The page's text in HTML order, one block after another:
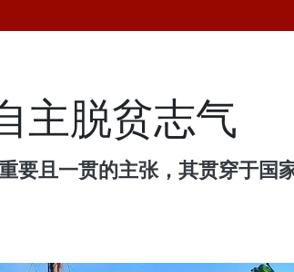
主脱贫志气
要且一贯的主张，其贯穿于国